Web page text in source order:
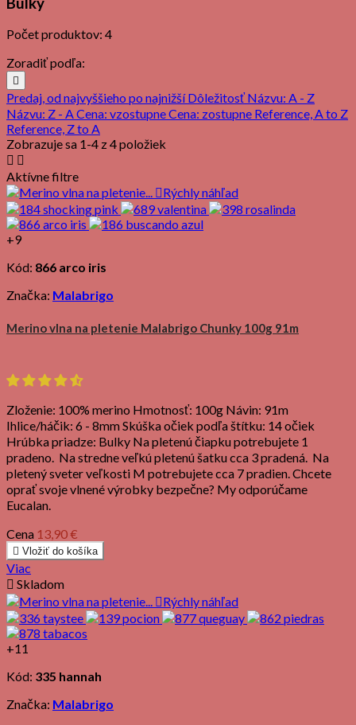
Počet produktov: 4
Zoradiť podľa:

Predaj, od najvyššieho po najnižšíDôležitosťNázvu: A - Z
Názvu: Z - ACena: vzostupneCena: zostupne Reference, A to Z
Reference, Z to A
Zobrazuje sa 1-4 z 4 položiek
 
Aktívne filtre
Rýchly náhľad
+9
Kód: 866 arco iris
Značka: Malabrigo
Merino vlna na pletenie Malabrigo Chunky 100g 91m
Zloženie: 100% merino Hmotnosť: 100g Návin: 91m
Ihlice/háčik: 6 - 8mm Skúška očiek podľa štítku: 14 očiek
Hrúbka priadze: Bulky Na pletenú čiapku potrebujete 1
pradeno. Na stredne veľkú pletenú šatku cca 3 pradená. Na
pletený sveter veľkosti M potrebujete cca 7 pradien. Chcete
oprať svoje vlnené výrobky bezpečne? My odporúčame
Eucalan.
Cena 13,90 €
 Vložiť do košíka
Viac
 Skladom
Rýchly náhľad
+11
Kód: 335 hannah
Značka: Malabrigo